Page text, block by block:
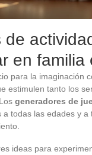
de
en familia
para la imaginación
estimulen tanto los
generadores de
a todas las edades y
ideas para